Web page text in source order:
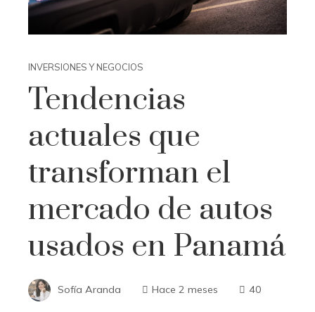
INVERSIONES Y NEGOCIOS
Tendencias
actuales que
transforman el
mercado de autos
usados en Panamá
Sofía Aranda Hace 2 meses 40